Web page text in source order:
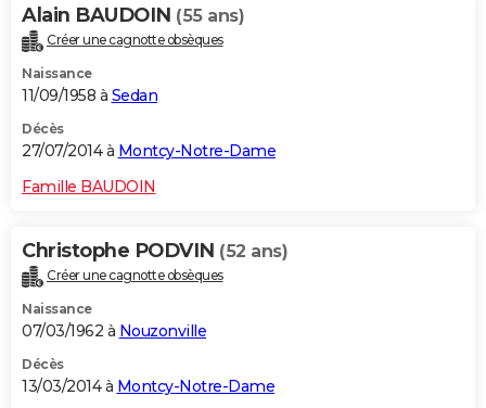
Alain BAUDOIN (55 ans)
Créer une cagnotte obsèques
Naissance
11/09/1958 à Sedan
Décès
27/07/2014 à Montcy-Notre-Dame
Famille BAUDOIN
Christophe PODVIN (52 ans)
Créer une cagnotte obsèques
Naissance
07/03/1962 à Nouzonville
Décès
13/03/2014 à Montcy-Notre-Dame